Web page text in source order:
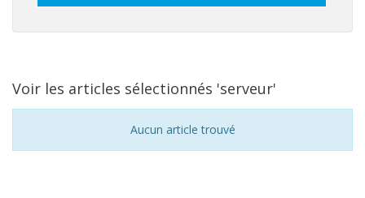
Voir les articles sélectionnés 'serveur'
Aucun article trouvé